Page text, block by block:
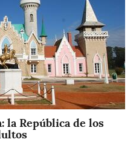
la República de los